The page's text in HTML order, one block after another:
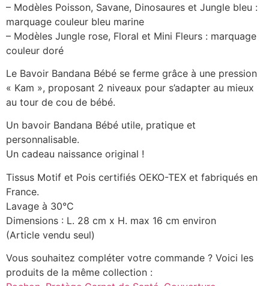
– Modèles Poisson, Savane, Dinosaures et Jungle bleu :
marquage couleur bleu marine
– Modèles Jungle rose, Floral et Mini Fleurs : marquage
couleur doré
Le Bavoir Bandana Bébé se ferme grâce à une pression
« Kam », proposant 2 niveaux pour s’adapter au mieux
au tour de cou de bébé.
Un bavoir Bandana Bébé utile, pratique et
personnalisable.
Un cadeau naissance original !
Tissus Motif et Pois certifiés OEKO-TEX et fabriqués en
France.
Lavage à 30°C
Dimensions : L. 28 cm x H. max 16 cm environ
(Article vendu seul)
Vous souhaitez compléter votre commande ? Voici les
produits de la même collection :